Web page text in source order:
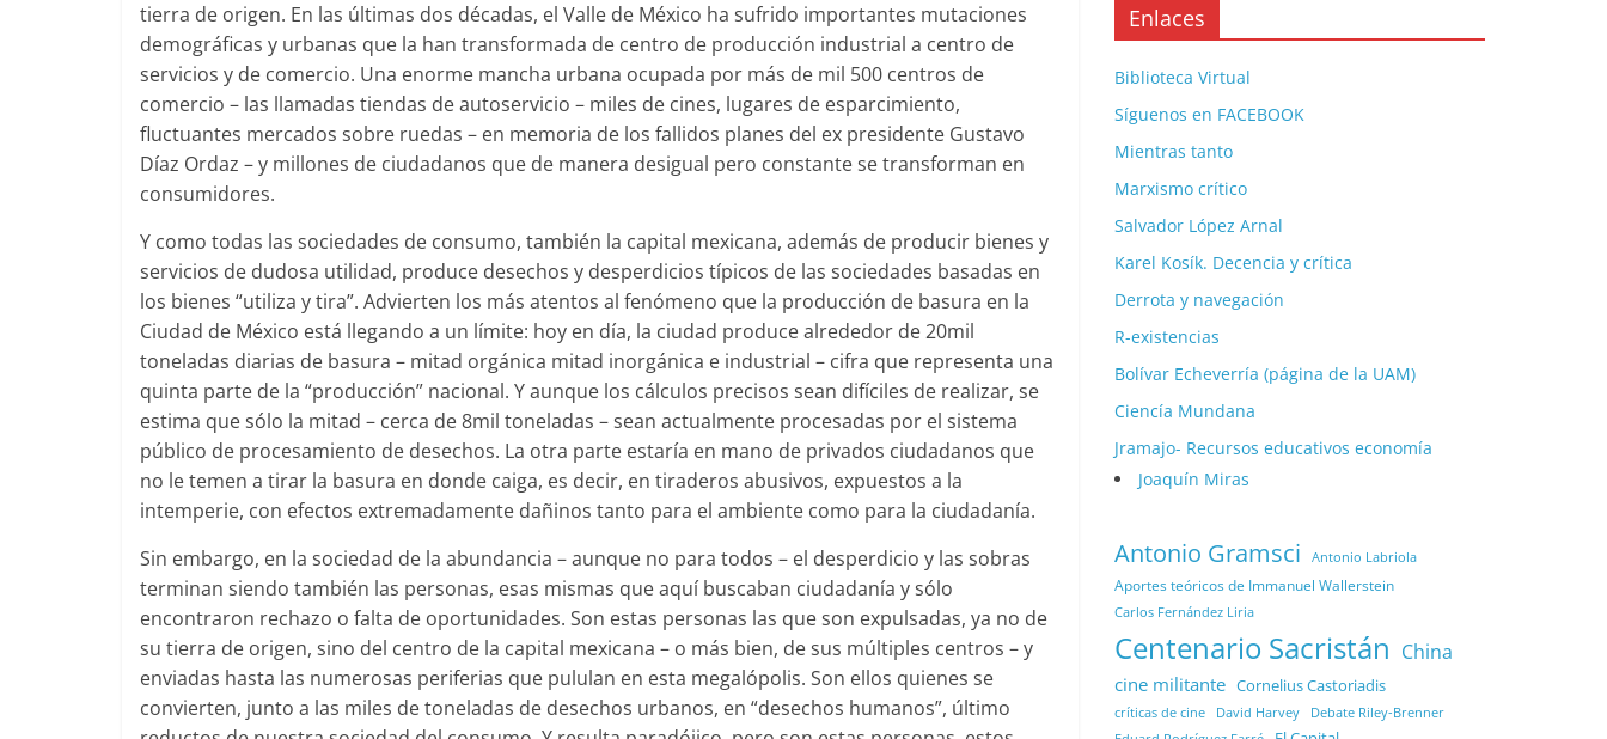
tierra de origen. En las últimas dos décadas, el Valle de México ha sufrido importantes mutaciones
demográficas y urbanas que la han transformada de centro de producción industrial a centro de
servicios y de comercio. Una enorme mancha urbana ocupada por más de mil 500 centros de
comercio – las llamadas tiendas de autoservicio – miles de cines, lugares de esparcimiento,
fluctuantes mercados sobre ruedas – en memoria de los fallidos planes del ex presidente Gustavo
Díaz Ordaz – y millones de ciudadanos que de manera desigual pero constante se transforman en
consumidores.
Y como todas las sociedades de consumo, también la capital mexicana, además de producir bienes y
servicios de dudosa utilidad, produce desechos y desperdicios típicos de las sociedades basadas en
los bienes “utiliza y tira”. Advierten los más atentos al fenómeno que la producción de basura en la
Ciudad de México está llegando a un límite: hoy en día, la ciudad produce alrededor de 20mil
toneladas diarias de basura – mitad orgánica mitad inorgánica e industrial – cifra que representa una
quinta parte de la “producción” nacional. Y aunque los cálculos precisos sean difíciles de realizar, se
estima que sólo la mitad – cerca de 8mil toneladas – sean actualmente procesadas por el sistema
público de procesamiento de desechos. La otra parte estaría en mano de privados ciudadanos que
no le temen a tirar la basura en donde caiga, es decir, en tiraderos abusivos, expuestos a la
intemperie, con efectos extremadamente dañinos tanto para el ambiente como para la ciudadanía.
Sin embargo, en la sociedad de la abundancia – aunque no para todos – el desperdicio y las sobras
terminan siendo también las personas, esas mismas que aquí buscaban ciudadanía y sólo
encontraron rechazo o falta de oportunidades. Son estas personas las que son expulsadas, ya no de
su tierra de origen, sino del centro de la capital mexicana – o más bien, de sus múltiples centros – y
enviadas hasta las numerosas periferias que pululan en esta megalópolis. Son ellos quienes se
convierten, junto a las miles de toneladas de desechos urbanos, en “desechos humanos”, último
Enlaces
Biblioteca Virtual
Síguenos en FACEBOOK
Mientras tanto
Marxismo crítico
Salvador López Arnal
Karel Kosík. Decencia y crítica
Derrota y navegación
R-existencias
Bolívar Echeverría (página de la UAM)
Ciencía Mundana
Jramajo- Recursos educativos economía
Joaquín Miras
Antonio Gramsci Antonio Labriola
Aportes teóricos de Immanuel Wallerstein
Carlos Fernández Liria
Centenario Sacristán China
cine militante Cornelius Castoriadis
críticas de cine David Harvey Debate Riley-Brenner